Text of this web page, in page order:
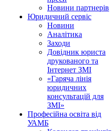
Новини партнерів
Юридичний сервіс
Новини
Аналітика
Заходи
Довідник юриста
друкованого та
Інтернет ЗМІ
«Гаряча лінія
юридичних
консультацій для
ЗМІ»
Професійна освіта від
УАМБ